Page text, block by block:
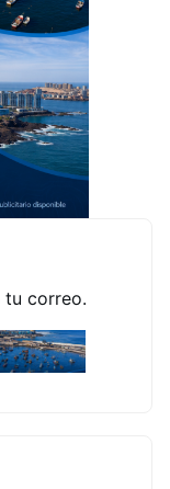
tu correo.